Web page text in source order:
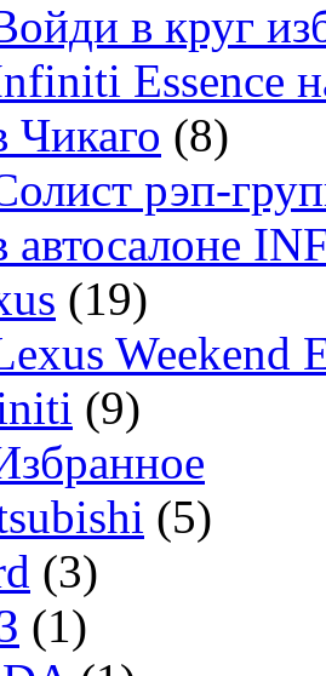
в круг
Essence
Чикаго (8)
рэп-
автосалоне
(19)
Weekend
(9)
(5)
(3)
(1)